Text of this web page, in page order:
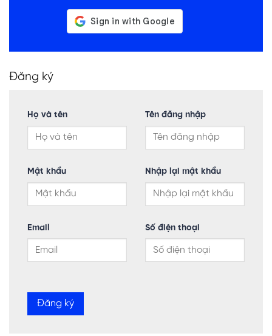
Đăng ký
Họ và tên Tên đăng nhập
Mật khẩu Nhập lại mật khẩu
Email Số điện thoại
Đăng ký